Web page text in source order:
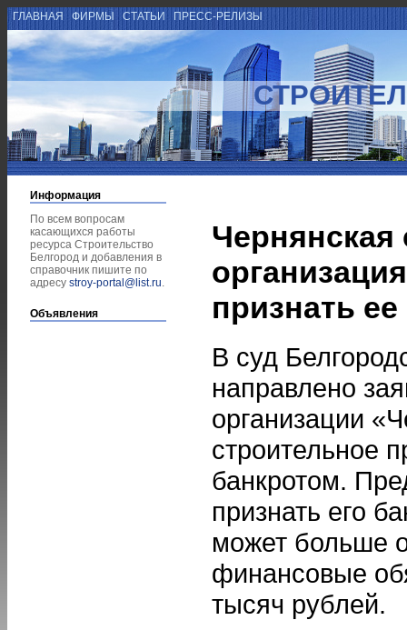
ГЛАВНАЯ ФИРМЫ СТАТЬИ ПРЕСС-РЕЛИЗЫ
Информация
По всем вопросам
касающихся работы
ресурса Строительство
Белгород и добавления в
справочник пишите по
адресу stroy-portal@list.ru.
Объявления
Чернянская
признать
В суд
направлено
организации
строительное
банкротом.
признать его
может больше
финансовые
тысяч рублей.